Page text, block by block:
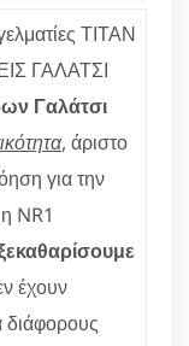
ΤΙΤΑΝ
ΓΑΛΑΤΣΙ
Γαλάτσι
, άριστο
για την
NR1
έχουν
διάφορους